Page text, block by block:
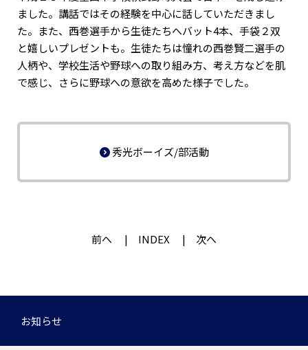
ました。講話ではその経験を中心に話していただきまし
た。また、西巻選手から生徒たちへバット4本、手袋２双
と嬉しいプレゼントも。生徒たちは憧れの西巻賢二選手の
人柄や、学校生活や野球への取り組み方、考え方などを肌
で感じ、さらに野球への意欲を高めた様子でした。
秀光ボーイズ/部活動
前へ INDEX 次へ
お知らせ